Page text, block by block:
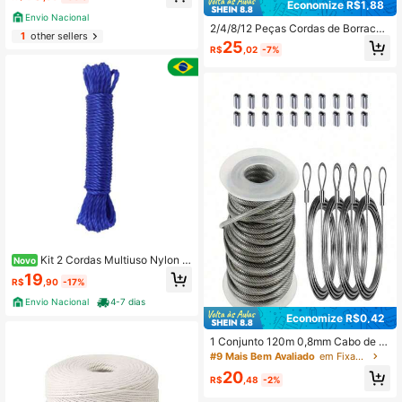
Envio Nacional
1other sellers
Novo Kit 2 Cordas Multiuso Nylon R
esistente para Varal 10 Metros LT10
R$19 ,90 -17%
Envio Nacional
4-7 dias
Economize R$1,88
2/4/8/12 Peças Cordas de Borracha
Resistentes com Ganchos de Metal,
35 cm - Preto e Verde, Ideal para A
pamentos de Camping | Correias de
Borracha | Correias com Gancho de
Metal
R$25,02 -7%
Economize R$0,42
1 Conjunto 120m 0,8mm Cabo de A
ço com 20 Mangas de Crimpagem
#9 Mais Bem Avaliado em Fixadores e ganchos
R$20,48 -2%